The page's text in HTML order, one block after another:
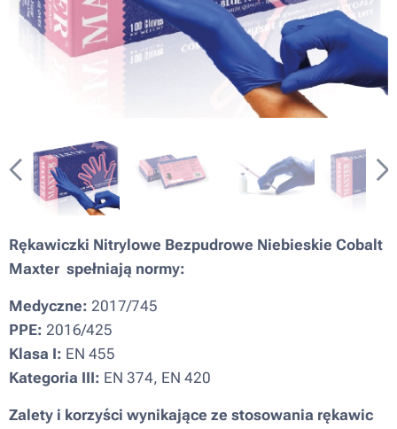
Rękawiczki Nitrylowe Bezpudrowe Niebieskie Cobalt
Maxter spełniają normy:
Medyczne: 2017/745
PPE: 2016/425
Klasa I: EN 455
Kategoria III: EN 374, EN 420
Zalety i korzyści wynikające ze stosowania rękawic